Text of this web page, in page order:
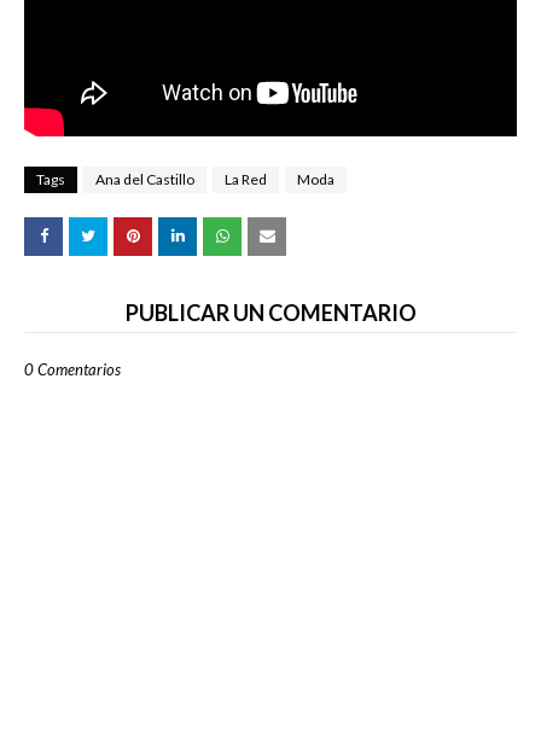
Tags Ana del Castillo La Red Moda
PUBLICAR UN COMENTARIO
0 Comentarios